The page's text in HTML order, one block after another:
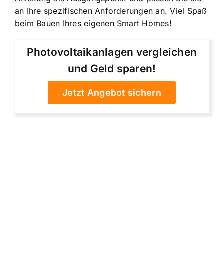
an Ihre spezifischen Anforderungen an. Viel Spaß
beim Bauen Ihres eigenen Smart Homes!
Photovoltaikanlagen vergleichen
und Geld sparen!
Jetzt Angebot sichern